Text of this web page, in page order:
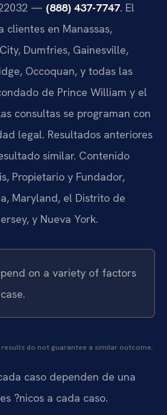
— (888) 437-7747. El
clientes en Manassas,
Dumfries, Gainesville,
Occoquan, y todas las
de Prince William y el
consultas se programan con
legal. Resultados anteriores
similar. Contenido
Propietario y Fundador,
Maryland, el Distrito de
y Nueva York.
on a variety of factors
do not guarantee a similar outcome.
caso dependen de una
?nicos a cada caso.